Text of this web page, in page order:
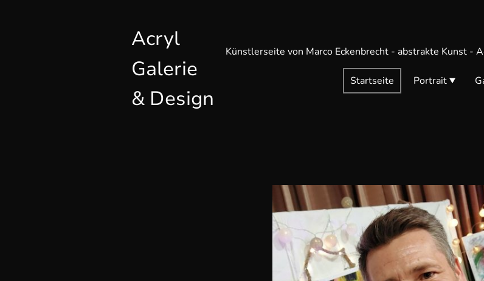
Acryl
Galerie
& Design
Künstlerseite von Marco Eckenbrecht - abstrakte Kunst -
Startseite Portrait